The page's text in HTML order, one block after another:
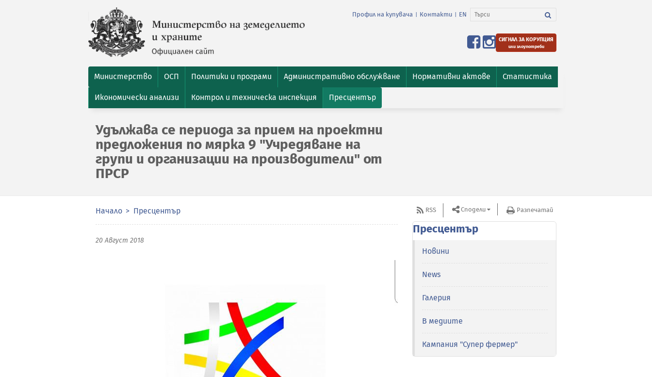
Профил на купувача Контакти EN
СИГНАЛ ЗА КОРУПЦИЯ
или злоупотреби
Министерство ОСП Политики и програми Административно обслужване Нормативни актове Статистика
Икономически анализи Контрол и техническа инспекция Пресцентър
Удължава се периода за прием на проектни
предложения по мярка 9 "Учредяване на
групи и организации на производители" от
ПРСР
Начало Пресцентър
20 Август 2018
RSS Сподели Разпечатай
Пресцентър
Новини
News
Галерия
В медиите
Кампания "Супер фермер"